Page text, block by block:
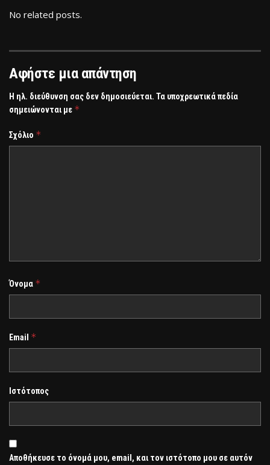
No related posts.
Αφήστε μια απάντηση
Η ηλ. διεύθυνση σας δεν δημοσιεύεται. Τα υποχρεωτικά πεδία
σημειώνονται με *
Σχόλιο *
Όνομα *
Email *
Ιστότοπος
Αποθήκευσε το όνομά μου, email, και τον ιστότοπο μου σε αυτόν